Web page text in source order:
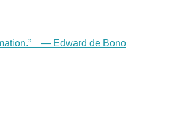
— Edward de Bono